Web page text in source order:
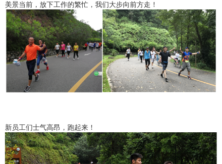
美景当前，放下工作的繁忙，我们大步向前方走！
新员工们士气高昂，跑起来！